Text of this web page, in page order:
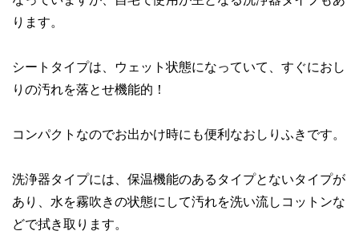
ります。
シートタイプは、ウェット状態になっていて、すぐにおし
りの汚れを落とせ機能的！
コンパクトなのでお出かけ時にも便利なおしりふきです。
洗浄器タイプには、保温機能のあるタイプとないタイプが
あり、水を霧吹きの状態にして汚れを洗い流しコットンな
どで拭き取ります。